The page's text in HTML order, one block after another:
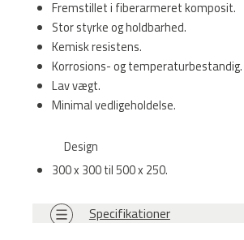
Fremstillet i fiberarmeret komposit.
Stor styrke og holdbarhed.
Kemisk resistens.
Korrosions- og temperaturbestandig.
Lav vægt.
Minimal vedligeholdelse.
Design
300 x 300 til 500 x 250.
Specifikationer